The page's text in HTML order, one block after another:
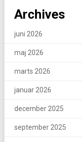
Archives
juni 2026
maj 2026
marts 2026
januar 2026
december 2025
september 2025